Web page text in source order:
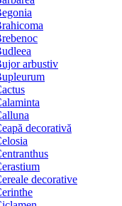
arbustiv
decorativă
decorative